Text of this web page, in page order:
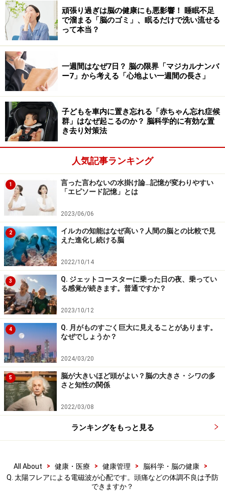
レントゲン撮影に利用されている「X線」は頻繁に浴び
ない方がよいでしょうし、「紫外線」を強く浴びすぎる
と皮膚がんの原因になることなども指摘されています
が、これはその他の電磁波全般に当てはまることではあ
りません。「可視光線」は私たちが物を見るのに必要で
すし、「電波」はラジオやテレビなどの通信にも利用さ
れているとても便利なものです。家の中にある電気製品
のすべてが電磁波を出しています。さらに付け加える
と、私たち生き物が活動するときには生体内電流を利用
しているため、微弱な電磁波を自ら出しています。脳波
や心電図が記録できるのもそのためです。ですので、電
磁波そのものが有害で怖いものと考えるのは間違いで
す。
2025年は、太陽フレアが近年で最も大規模になる「極大
期」にあたるという点で警戒されていますが、電磁波が
直接我々に降り注ぐわけではありません。心配されてい
るのは、通信などへの影響で、人体への影響ではありま
せん。太陽から放出された大量の電磁波が、地球の大気
上層にある「電離圏」に影響を与えて不規則な乱れが起
こると、衛星を利用した通信などに障害が引き起こされ
るのではないかと心配されていますが、一方で、電磁波
のうち短波長であるX線は、地球を取り巻く分厚い大気
の層で吸収され、地上にいる私たちには届きません。脳
が悪影響を受けるなどということは考えられないので
す。
ただ、宇宙で起こる現象に対して「100％絶対」は言い
切れない、という考えもあるかと思いますので、万が一
はおそらく人間だけではなく、すべての動植物が害を被
り、場合によっては生態系だけではなく地球そのものが
滅びるかもしれませんね。もしも本当にそんなことが起
頑張り過ぎは脳の健康にも悪影響！ 睡眠不足
で溜まる「脳のゴミ」、眠るだけで洗い流せる
って本当？
一週間はなぜ7日？ 脳の限界「マジカルナンバ
ー7」から考える「心地よい一週間の長さ」
子どもを車内に置き忘れる「赤ちゃん忘れ症候
群」はなぜ起こるのか？ 脳科学的に有効な置
き去り対策法
人気記事ランキング
1
言った言わないの水掛け論…記憶が変わりやすい
「エピソード記憶」とは
2023/06/06
2
イルカの知能はなぜ高い？人間の脳との比較で見
えた進化し続ける脳
2022/10/14
3
Q. ジェットコースターに乗った日の夜、乗ってい
る感覚が続きます。普通ですか？
2023/10/12
4
Q. 月がものすごく巨大に見えることがあります。
なぜでしょうか？
2024/03/20
5
脳が大きいほど頭がよい？脳の大きさ・シワの多
さと知性の関係
2022/03/08
ランキングをもっと見る
All About > 健康・医療 > 健康管理 > 脳科学・脳の健康
>
Q. 太陽フレアによる電磁波が心配です。頭痛などの体調不良は予防
できますか？